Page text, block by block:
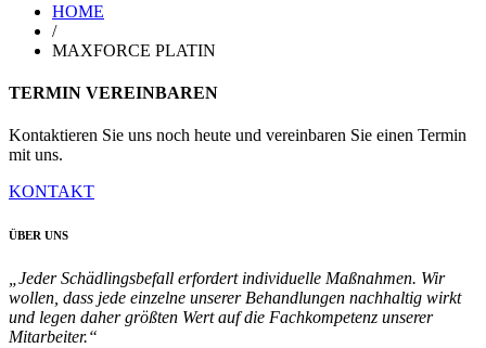
HOME
/
MAXFORCE PLATIN
TERMIN VEREINBAREN
Kontaktieren Sie uns noch heute und vereinbaren Sie einen Termin
mit uns.
KONTAKT
ÜBER UNS
„Jeder Schädlingsbefall erfordert individuelle Maßnahmen. Wir
wollen, dass jede einzelne unserer Behandlungen nachhaltig wirkt
und legen daher größten Wert auf die Fachkompetenz unserer
Mitarbeiter.“